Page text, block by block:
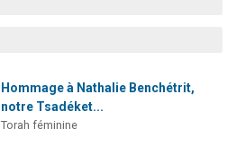
Hommage à Nathalie Benchétrit,
notre Tsadéket...
Torah féminine